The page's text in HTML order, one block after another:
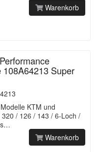
Warenkorb
108A64213 Super
KTM und
/ 126 / 143 / 6-Loch /
Warenkorb